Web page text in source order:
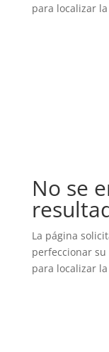
para localizar
No se
La página
perfeccionar
para localizar